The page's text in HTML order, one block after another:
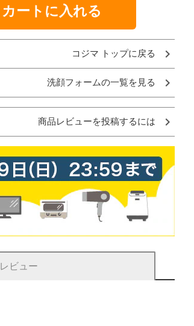
カートに入れる
コジマ トップに戻る
洗顔フォームの一覧を見る
商品レビューを投稿するには
レビュー